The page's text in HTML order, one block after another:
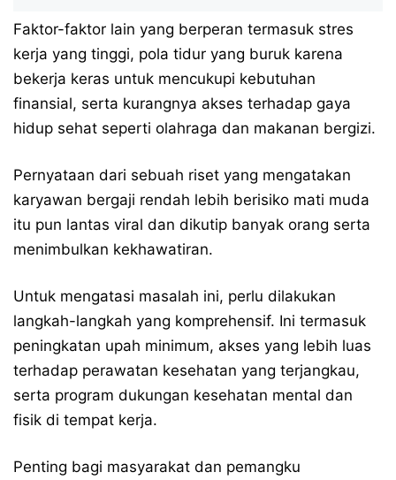
Faktor-faktor lain yang berperan termasuk stres
kerja yang tinggi, pola tidur yang buruk karena
bekerja keras untuk mencukupi kebutuhan
finansial, serta kurangnya akses terhadap gaya
hidup sehat seperti olahraga dan makanan bergizi.
Pernyataan dari sebuah riset yang mengatakan
karyawan bergaji rendah lebih berisiko mati muda
itu pun lantas viral dan dikutip banyak orang serta
menimbulkan kekhawatiran.
Untuk mengatasi masalah ini, perlu dilakukan
langkah-langkah yang komprehensif. Ini termasuk
peningkatan upah minimum, akses yang lebih luas
terhadap perawatan kesehatan yang terjangkau,
serta program dukungan kesehatan mental dan
fisik di tempat kerja.
Penting bagi masyarakat dan pemangku